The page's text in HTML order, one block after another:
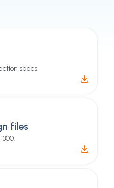
specs
files